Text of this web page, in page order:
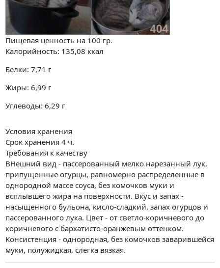
Пищевая ценность на 100 гр.
Калорийность: 135,08 ккал
Белки: 7,71 г
Жиры: 6,99 г
Углеводы: 6,29 г
Условия хранения
Срок хранения 4 ч.
Требования к качеству
ВНешний вид - пассерованный мелко нарезанный лук,
припущенные огурцы, равномерно распределенные в
однородной массе соуса, без комочков муки и
всплывшего жира на поверхности. Вкус и запах -
насыщенного бульона, кисло-сладкий, запах огурцов и
пассерованного лука. Цвет - от светло-коричневого до
коричневого с бархатисто-оранжевым оттенком.
Консистенция - однородная, без комочков заварившейся
муки, полужидкая, слегка вязкая.